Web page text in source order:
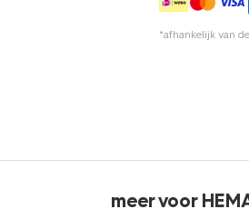
*afhankelijk van
meer voor